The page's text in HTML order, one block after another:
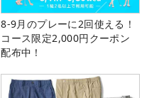
8-9月のプレーに2回使える！
コース限定2,000円クーポン
配布中！